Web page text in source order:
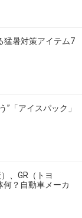
猛暑対策アイテム7
”「アイスパック」
、GR（トヨ
何？自動車メーカ